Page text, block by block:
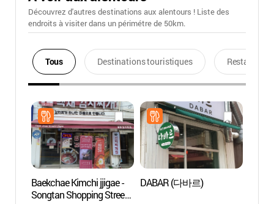
Découvrez d'autres destinations aux alentours ! Liste des
endroits à visiter dans un périmétre de 50km.
Tous Destinations touristiques Restaurants
Baekchae Kimchi jjigae -
Songtan Shopping Street
DABAR (다바르)